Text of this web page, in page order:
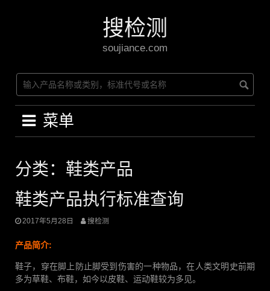
搜检测
soujiance.com
菜单
分类：鞋类产品
鞋类产品执行标准查询
2017年5月28日 搜检测
产品简介:
鞋子，穿在脚上防止脚受到伤害的一种物品，在人类文明史前期
多为草鞋、布鞋，如今以皮鞋、运动鞋较为多见。